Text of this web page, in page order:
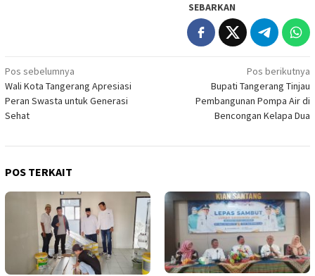
SEBARKAN
Navigasi
pos
Pos sebelumnya
Wali Kota Tangerang Apresiasi
Peran Swasta untuk Generasi
Sehat
Pos berikutnya
Bupati Tangerang Tinjau
Pembangunan Pompa Air di
Bencongan Kelapa Dua
POS TERKAIT